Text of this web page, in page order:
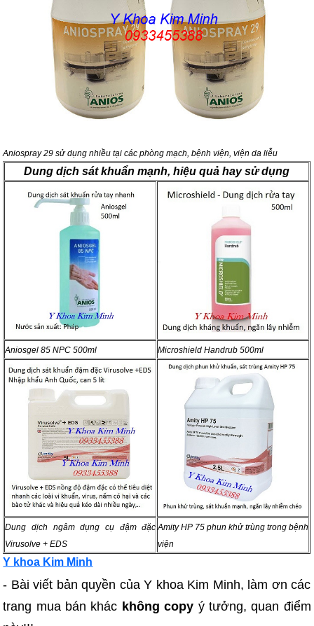
Aniospray 29 sử dụng nhiều tại các phòng mạch, bệnh viện, viện da liễu
Dung dịch sát khuẩn mạnh, hiệu quả hay sử dụng
Aniosgel 85 NPC 500ml Microshield Handrub 500ml
Dung dịch ngâm dụng cụ đậm đặc
Virusolve + EDS
Amity HP 75 phun khử trùng trong bệnh
viện
Y khoa Kim Minh
- Bài viết bản quyền của Y khoa Kim Minh, làm ơn các
trang mua bán khác không copy ý tưởng, quan điểm